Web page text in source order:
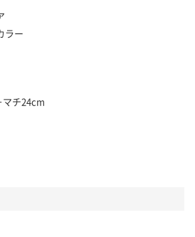
ラー
マチ24cm